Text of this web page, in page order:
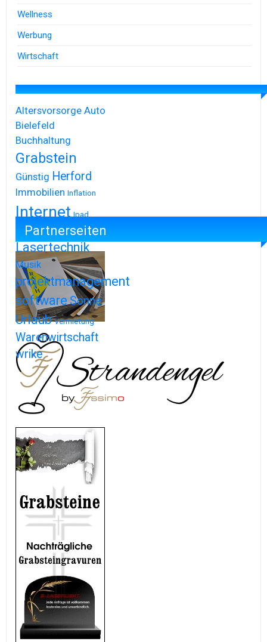
Wellness
Werbung
Wirtschaft
Altersvorsorge Auto
Bielefeld
Buchhaltung
Grabstein
Günstig Herford
Immobilien Inflation
Internet Ipad
Iphone
Lasertechnik
Musik
projektmanagement
softwareSonne
Urlaub Vermietung
Warenwirtschaft
wrike
Partnerseiten